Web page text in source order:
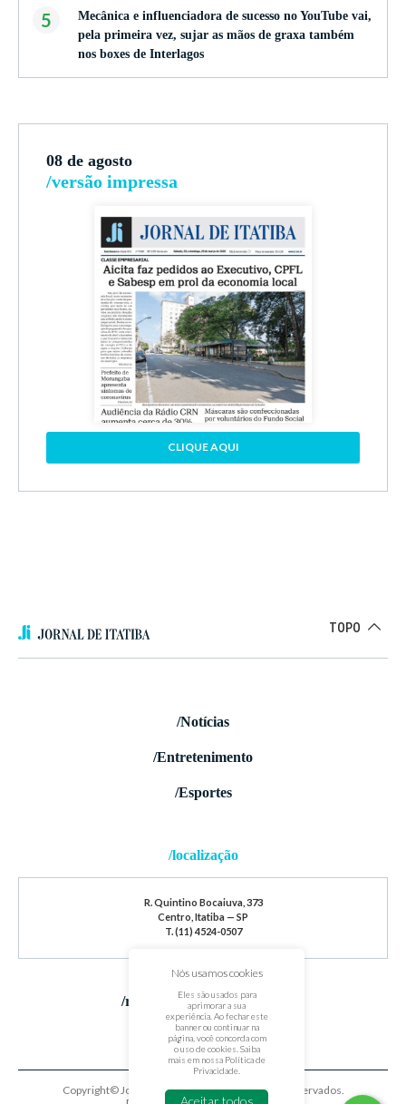
5
Mecânica e influenciadora de sucesso no YouTube vai,
pela primeira vez, sujar as mãos de graxa também
nos boxes de Interlagos
08 de agosto
/versão impressa
CLIQUE AQUI
TOPO
/Notícias
/Entretenimento
/Esportes
/localização
R. Quintino Bocaiuva, 373
Centro, Itatiba — SP
T. (11) 4524-0507
/redes sociais
Copyright© Jornal de Itatiba. Todos os direitos reservados.
Nós usamos cookies
Eles são usados para
aprimorar a sua
experiência. Ao fechar este
banner ou continuar na
página, você concorda com
o uso de cookies. Saiba
mais em nossa Política de
Privacidade
Aceitar todos